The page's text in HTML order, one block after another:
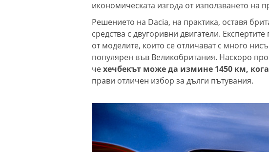
икономическата изгода от използването на
Решението на Dacia, на практика, оставя
средства с двугоривни двигатели.
от моделите, които се отличават с много
популярен във Великобритания. Наскоро
чехечбекът може да измине 1450 км,
прави отличен избор за дълги пътувания.